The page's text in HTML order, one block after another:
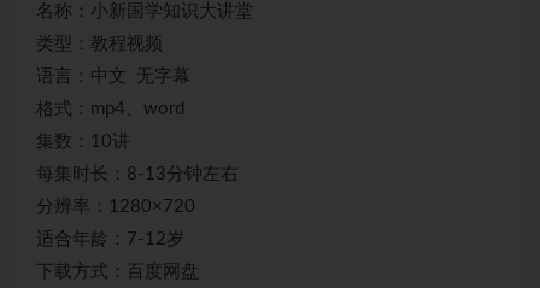
名称：小新国学知识大讲堂
类型：教程视频
语言：中文 无字幕
格式：mp4、word
集数：10讲
每集时长：8-13分钟左右
分辨率：1280×720
适合年龄：7-12岁
下载方式：百度网盘